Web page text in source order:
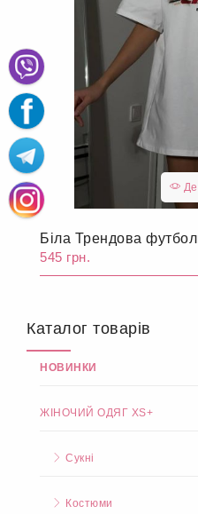
Біла Трендова
545 грн.
Каталог товарів
НОВИНКИ
ЖІНОЧИЙ ОДЯГ XS+
Сукні
Костюми